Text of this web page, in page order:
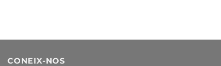
CONEIX-NOS